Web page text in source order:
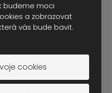
budeme moci
a zobrazovat
vás bude bavit.
cookies
Cobra 8.0 V1
NEŽ 5 KS